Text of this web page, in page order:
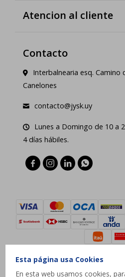
Esta página usa Cookies
En esta web usamos cookies,
Atencion al cliente
Contacto
Interbalnearia esq. Camino
Canelones
contacto@jysk.uy
Lunes a Domingo de 10 a
4 días hábiles.
   